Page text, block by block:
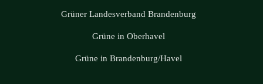
Grüner Landesverband Brandenburg
Grüne in Oberhavel
Grüne in Brandenburg/Havel